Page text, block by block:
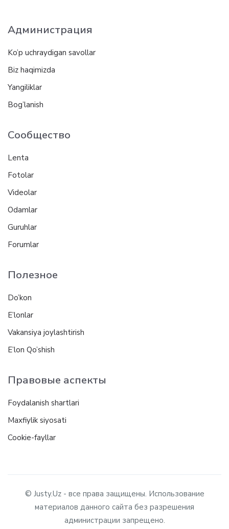
Администрация
Ko’p uchraydigan savollar
Biz haqimizda
Yangiliklar
Bog’lanish
Сообщество
Lenta
Fotolar
Videolar
Odamlar
Guruhlar
Forumlar
Полезное
Do’kon
E’lonlar
Vakansiya joylashtirish
E’lon Qo’shish
Правовые аспекты
Foydalanish shartlari
Maxfiylik siyosati
Cookie-fayllar
© Justy.Uz - все права защищены. Использование
материалов данного сайта без разрешения
администрации запрещено.